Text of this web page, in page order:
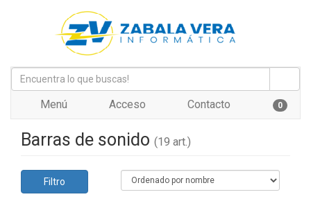
Menú Acceso Contacto 0
Barras de sonido (19 art.)
Filtro